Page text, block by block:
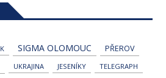
SIGMA OLOMOUC PŘEROV
UKRAJINA JESENÍKY
TELEGRAPH